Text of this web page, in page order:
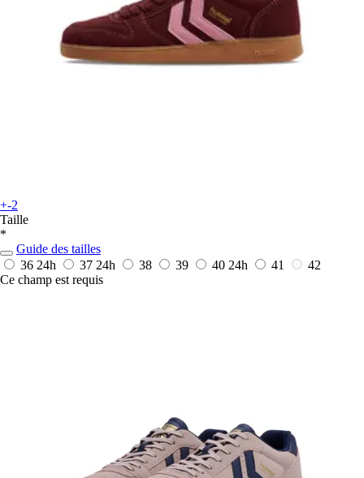
+-2
Taille
*
Guide des tailles
36 24h 37 24h 38 39 40 24h 41
42
Ce champ est requis